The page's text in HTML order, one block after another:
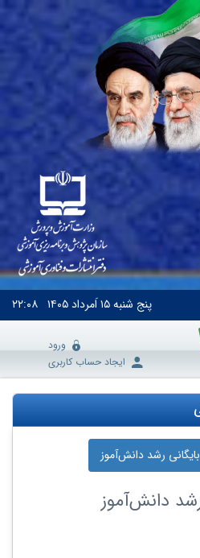
پنج شنبه۱۵ اَمرداد ۱۴۰۵ ۲۲:۰۸
ورود
ایجاد حساب کاربری
بایگانی رشد دانش‌آموز
دانش‌آموز